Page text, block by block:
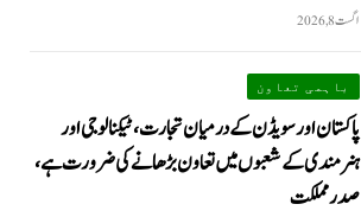
اگست 8, 2026
باہمی تعاون
پاکستان اور سویڈن کے درمیان تجارت، ٹیکنالوجی اور
ہنرمندی کے شعبوں میں تعاون بڑھانے کی ضرورت ہے،
صدر مملکت